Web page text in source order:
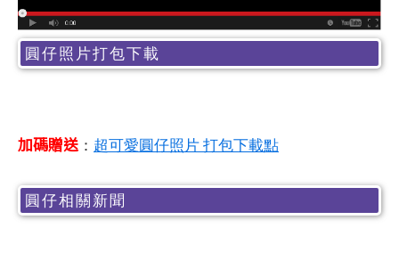
圓仔照片打包下載
加碼贈送： 超可愛圓仔照片 打包下載點
圓仔相關新聞